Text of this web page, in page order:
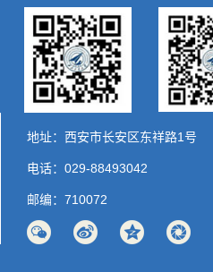
地址：西安市长安区东祥路1号
电话：029-88493042
邮编：710072